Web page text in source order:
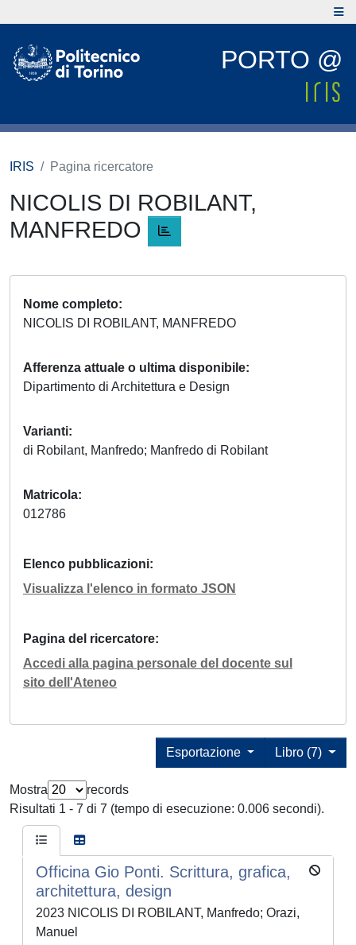
PORTO @
IRIS Pagina ricercatore
NICOLIS DI ROBILANT,
MANFREDO
Nome completo
NICOLIS DI ROBILANT, MANFREDO
Afferenza attuale o ultima disponibile
Dipartimento di Architettura e Design
Varianti
di Robilant, Manfredo; Manfredo di Robilant
Matricola
012786
Elenco pubblicazioni
Visualizza l'elenco in formato JSON
Pagina del ricercatore
Accedi alla pagina personale del docente sul
sito dell'Ateneo
Libro (7)
Esportazione
Mostra
records
Risultati 1 - 7 di 7 (tempo di esecuzione: 0.006 secondi).
Officina Gio Ponti. Scrittura, grafica,
architettura, design
2023 NICOLIS DI ROBILANT, Manfredo; Orazi,
Manuel